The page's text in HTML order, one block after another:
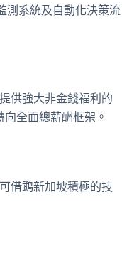
測系統及自動化決策流
供強大非金錢福利的
全面總薪酬框架。
借鹉新加坡積極的技